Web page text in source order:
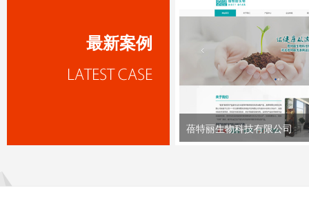
最新案例
蓓特丽生物科技有限公司